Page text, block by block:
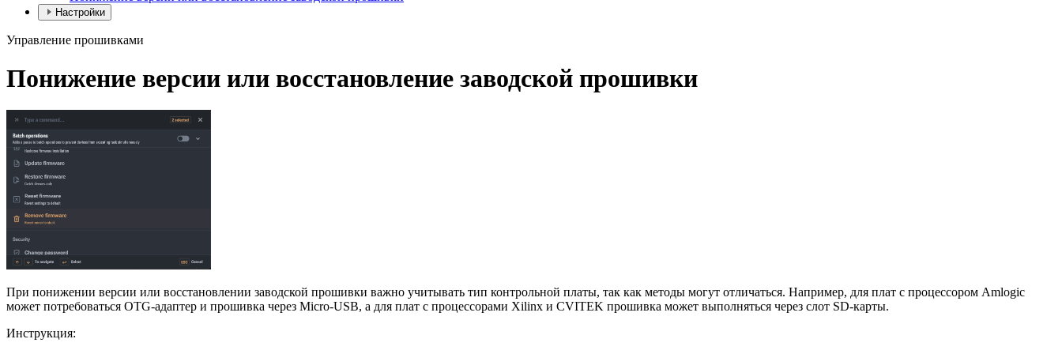
Настройки
Управление прошивками
Понижение версии или восстановление заводской прошивки
При понижении версии или восстановлении заводской прошивки важно учитывать тип контрольной платы, так как методы могут отличаться. Например, для плат с процессором Amlogic
может потребоваться OTG-адаптер и прошивка через Micro-USB, а для плат с процессорами Xilinx и CVITEK прошивка может выполняться через слот SD-карты.
Инструкция: